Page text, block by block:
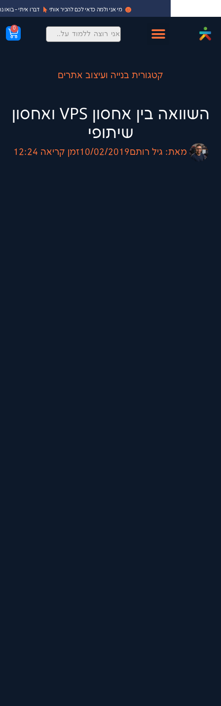
מי אני ולמה כדאי לכם להכיר אותי דברו איתי - בואו נתחיל!
0
קטגורית בנייה ועיצוב אתרים
השוואה בין אחסון VPS ואחסון
גיל רותם10/02/2019זמן קריאה 12:24